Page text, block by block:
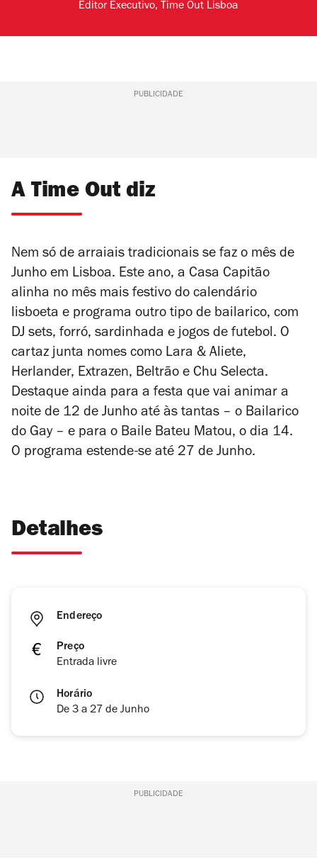
Editor Executivo, Time Out Lisboa
PUBLICIDADE
A Time Out diz
Nem só de arraiais tradicionais se faz o mês de
Junho em Lisboa. Este ano, a Casa Capitão
alinha no mês mais festivo do calendário
lisboeta e programa outro tipo de bailarico, com
DJ sets, forró, sardinhada e jogos de futebol. O
cartaz junta nomes como Lara & Aliete,
Herlander, Extrazen, Beltrão e Chu Selecta.
Destaque ainda para a festa que vai animar a
noite de 12 de Junho até às tantas – o Bailarico
do Gay – e para o Baile Bateu Matou, o dia 14.
O programa estende-se até 27 de Junho.
Detalhes
Endereço
Preço
Entrada livre
Horário
De 3 a 27 de Junho
PUBLICIDADE